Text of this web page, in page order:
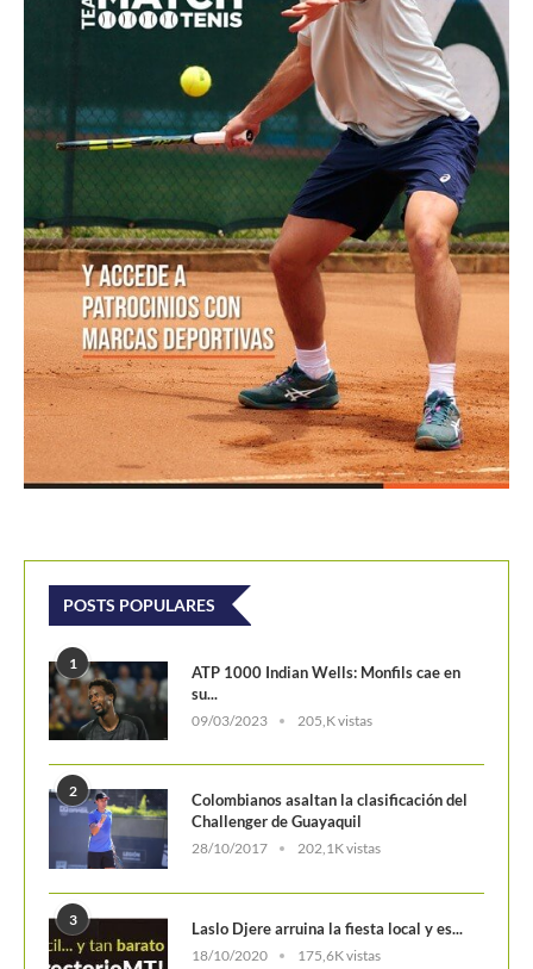
POSTS POPULARES
1
ATP 1000 Indian Wells: Monfils cae en
su...
09/03/2023 205,K vistas
2
Colombianos asaltan la clasificación del
Challenger de Guayaquil
28/10/2017 202,1K vistas
3 Laslo Djere arruina la fiesta local y es...
18/10/2020 175,6K vistas